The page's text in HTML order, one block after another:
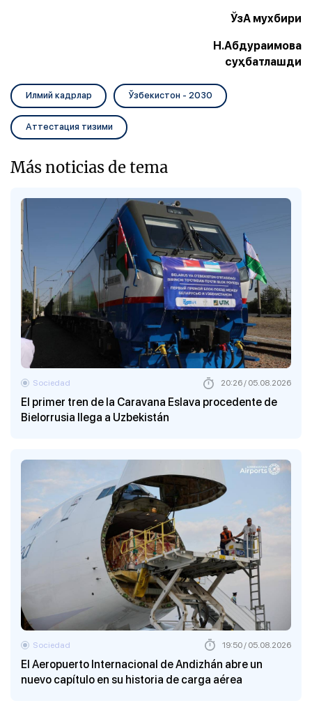
ЎзА мухбири
Н.Абдураимова
суҳбатлашди
Илмий кадрлар Ўзбекистон - 2030
Аттестация тизими
Más noticias de tema
El primer tren de la Caravana Eslava procedente de
Bielorrusia llega a Uzbekistán
Sociedad 20:26 / 05.08.2026
El Aeropuerto Internacional de Andizhán abre un
nuevo capítulo en su historia de carga aérea
Sociedad 19:50 / 05.08.2026